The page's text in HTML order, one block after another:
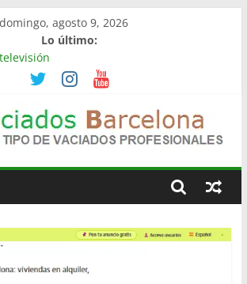
domingo, agosto 9, 2026
Lo último:
industriales en Barcelona | Retirada,
industriales en Rubí | Referencia
vaciado de pisos, locales, naves y
del mundo